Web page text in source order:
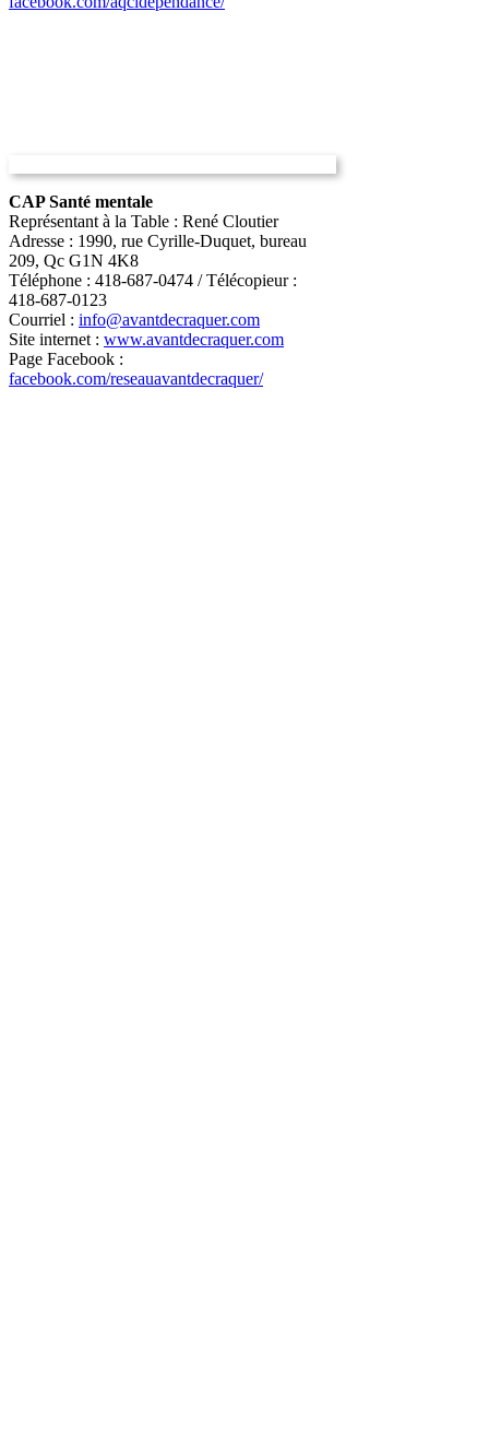
CAP Santé mentale
Représentant à la Table : René Cloutier
Adresse : 1990, rue Cyrille-Duquet, bureau
209, Qc G1N 4K8
Téléphone : 418-687-0474 / Télécopieur :
418-687-0123
Courriel : info@avantdecraquer.com
Site internet : www.avantdecraquer.com
Page Facebook :
facebook.com/reseauavantdecraquer/